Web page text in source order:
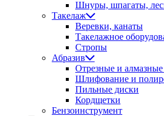
Шнуры, шпагаты,
Такелаж
Веревки, канаты
Такелажное
Стропы
Абразив
Отрезные и
Шлифование и
Пильные диски
Кордщетки
Бензоинструмент